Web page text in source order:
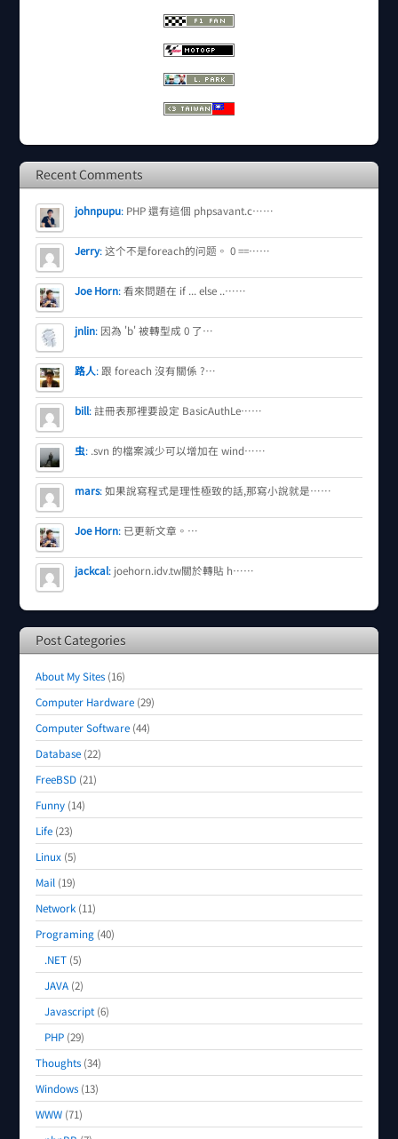
Recent Comments
johnpupu: PHP 還有這個 phpsavant.c……
Jerry:这个不是foreach的问题。 0 ==……
Joe Horn:看來問題在 if ... else ..……
jnlin: 因為 'b' 被轉型成 0 了…
路人: 跟 foreach 沒有關係 ?…
bill:註冊表那裡要設定 BasicAuthLe……
虫: .svn 的檔案減少可以增加在 wind……
mars:如果說寫程式是理性極致的話,那寫小說就是……
Joe Horn: 已更新文章。…
jackcal: joehorn.idv.tw關於轉貼 h……
Post Categories
About My Sites (16)
Computer Hardware (29)
Computer Software (44)
Database (22)
FreeBSD (21)
Funny (14)
Life (23)
Linux (5)
Mail (19)
Network (11)
Programing (40)
.NET (5)
JAVA (2)
Javascript (6)
PHP (29)
Thoughts (34)
Windows (13)
WWW (71)